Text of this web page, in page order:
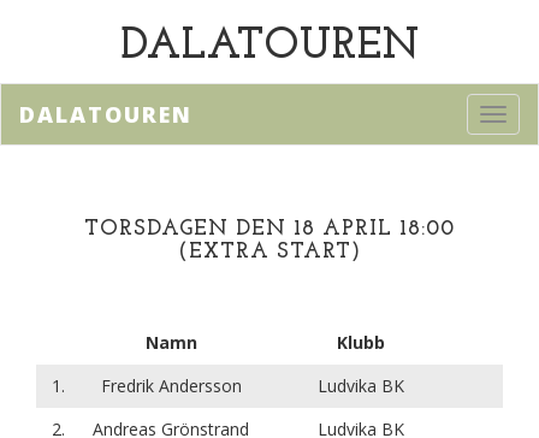
DALATOUREN
DALATOUREN
TORSDAGEN DEN 18 APRIL 18:00
(EXTRA START)
Namn
Klubb
1.
Fredrik Andersson
Ludvika BK
2.
Andreas Grönstrand
Ludvika BK